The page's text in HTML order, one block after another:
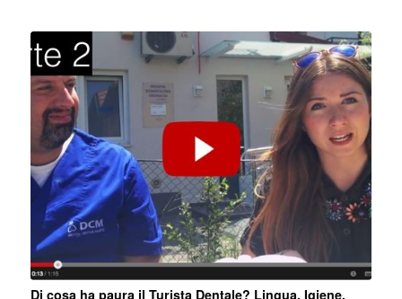
Di cosa ha paura il Turista Dentale? Lingua, Igiene,